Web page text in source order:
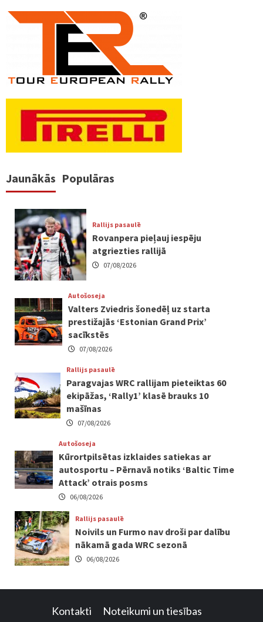
Jaunākās Populāras
Rallijs pasaulē
Rovanpera pieļauj iespēju
atgriezties rallijā
07/08/2026
Autošoseja
Valters Zviedris šonedēļ uz starta
prestižajās ‘Estonian Grand Prix’
sacīkstēs
07/08/2026
Rallijs pasaulē
Paragvajas WRC rallijam pieteiktas 60
ekipāžas, ‘Rally1’ klasē brauks 10
mašīnas
07/08/2026
Autošoseja
Kūrortpilsētas izklaides satiekas ar
autosportu – Pērnavā notiks ‘Baltic Time
Attack’ otrais posms
06/08/2026
Rallijs pasaulē
Noivils un Furmo nav droši par dalību
nākamā gada WRC sezonā
06/08/2026
Kontakti Noteikumi un tiesības